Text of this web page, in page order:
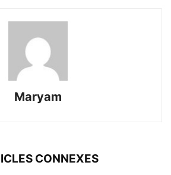
Maryam
CONNEXES